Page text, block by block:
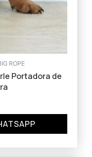
ROPE
Portadora de